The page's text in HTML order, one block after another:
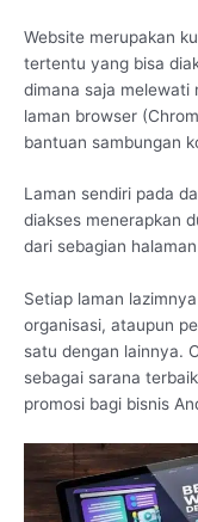
Website merupakan
tertentu yang bisa
dimana saja melewati
laman browser
bantuan sambungan
Laman sendiri pada
diakses menerapkan
dari sebagian
Setiap laman
organisasi, ataupun
satu dengan lainnya.
sebagai sarana
promosi bagi bisnis